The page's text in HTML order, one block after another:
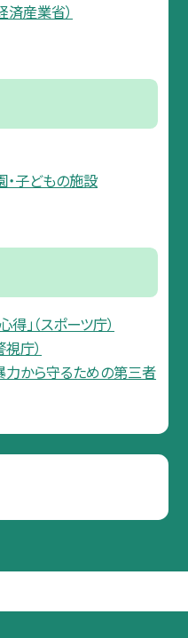
産業省）
子どもの施設
」（スポーツ庁）
庁）
力から守るための第三者